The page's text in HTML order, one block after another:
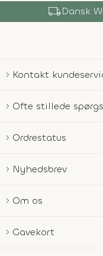
local_shippingDansk
Kontakt
Ofte stillede
Ordrestatus
Nyhedsbrev
Om os
Gavekort